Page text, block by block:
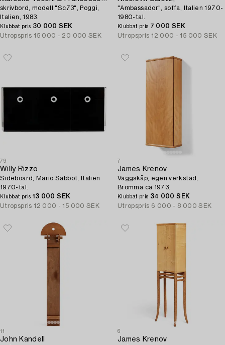
skrivbord, modell "Sc73", Poggi,
Italien, 1983.
Klubbat pris 30 000 SEK
Utropspris 15 000 - 20 000 SEK
"Ambassador", soffa, Italien 1970-
1980-tal.
Klubbat pris 7 000 SEK
Utropspris 12 000 - 15 000 SEK
79
Willy Rizzo
Sideboard, Mario Sabbot, Italien
1970-tal.
Klubbat pris 13 000 SEK
Utropspris 12 000 - 15 000 SEK
7
James Krenov
Väggskåp, egen verkstad,
Bromma ca 1973.
Klubbat pris 34 000 SEK
Utropspris 6 000 - 8 000 SEK
11
John Kandell
6
James Krenov